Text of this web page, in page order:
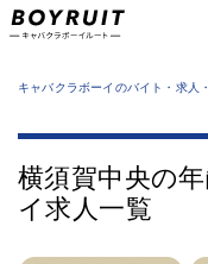
キャバクラボーイのバイト・求人
横須賀中央の
イ求人一覧
六本木
新橋